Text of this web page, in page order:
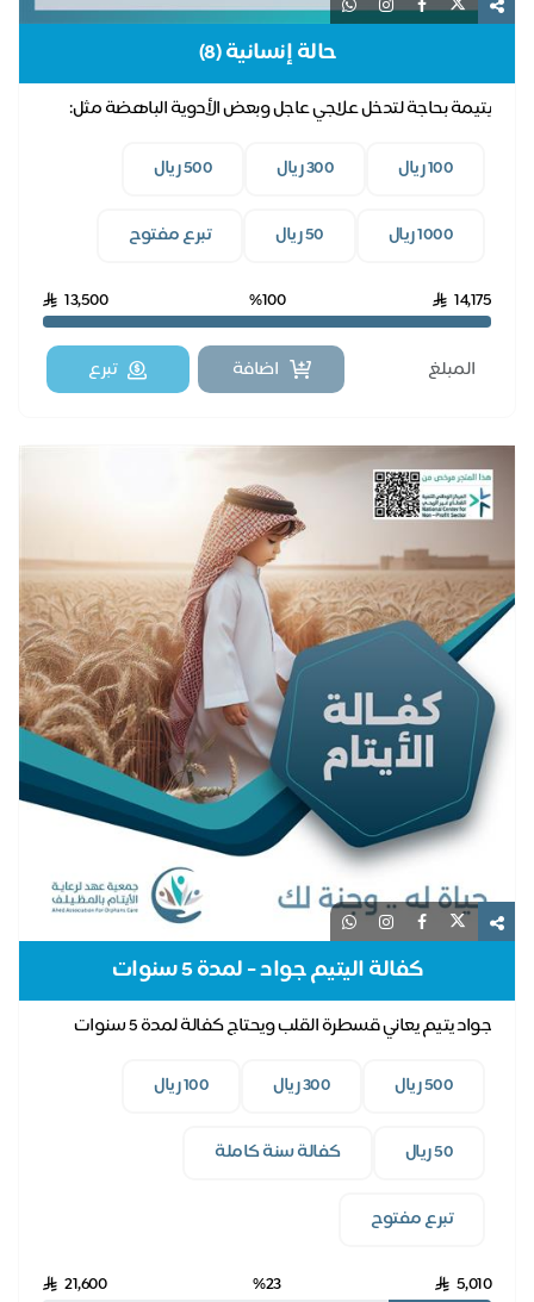
حالة إنسانية (8)
يتيمة بحاجة لتدخل علاجي عاجل وبعض الأدوية الباهضة مثل:
1000 ريال تبرع مفتوح
14,175
%100
13,500
اضافة تبرع
كفالة اليتيم جواد - لمدة 5 سنوات
جواد يتيم يعاني قسطرة القلب ويحتاج كفالة لمدة 5 سنوات
كفالة سنة كاملة
تبرع مفتوح
5,010
21,600